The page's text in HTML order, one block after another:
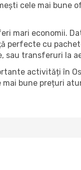
cele mai bune
mari economii.
perfecte cu
sau transferuri la
activități în
bune prețuri